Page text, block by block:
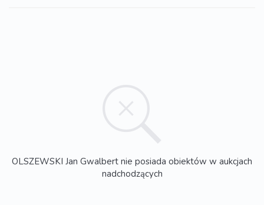
OLSZEWSKI Jan Gwalbert nie posiada obiektów w aukcjach
nadchodzących